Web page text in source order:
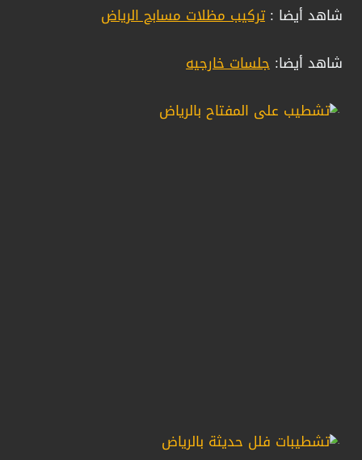
شاهد أيضا : تركيب مظلات مسابح الرياض
شاهد أيضا: جلسات خارجيه